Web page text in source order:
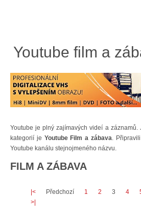
Youtube film a
Youtube je plný zajímavých videí a záznamů.
kategorií je Youtube Film a zábava.
Youtube kanálu stejnojmeného názvu.
FILM A ZÁBAVA
|< Předchozí 1 2 3 4
>|